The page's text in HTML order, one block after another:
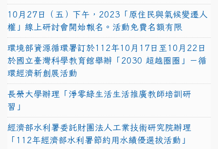
10月27日（五）下午，2023「原住民與氣候變遷人
權」線上研討會開始報名。活動免費名額有限
環境部資源循環署訂於112年10月17日至10月22日
於國立臺灣科學教育館舉辦「2030 超越圈圈」－循
環經濟新創展活動
長榮大學辦理「淨零綠生活生活推廣教師培訓研
習」
經濟部水利署委託財團法人工業技術研究院辦理
「112年經濟部水利署節約用水績優選拔活動」